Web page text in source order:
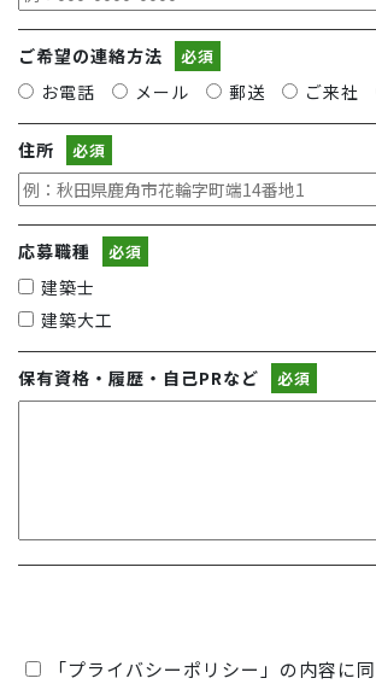
ご希望の連絡方法 必須
お電話 メール 郵送 ご来社
住所 必須
応募職種 必須
建築士
建築大工
保有資格・履歴・自己PRなど 必須
「プライバシーポリシー」の内容に